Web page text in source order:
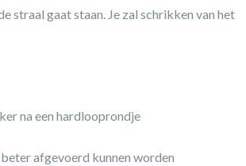
straal gaat staan. Je zal schrikken van het
na een hardlooprondje
afgevoerd kunnen worden